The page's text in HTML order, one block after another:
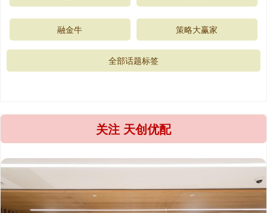
融金牛 策略大赢家
全部话题标签
关注 天创优配